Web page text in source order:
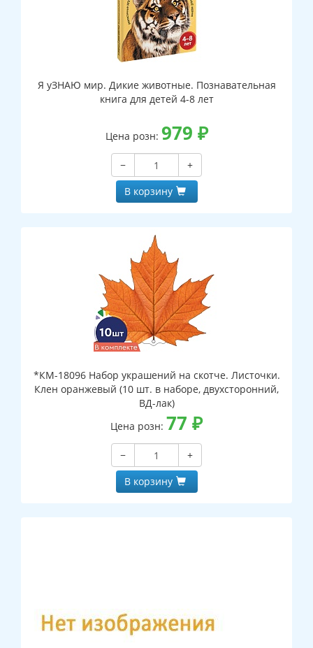
Я уЗНАЮ мир. Дикие животные. Познавательная
книга для детей 4-8 лет
Цена розн: 979 ₽
−
+
В корзину
*КМ-18096 Набор украшений на скотче. Листочки.
Клен оранжевый (10 шт. в наборе, двухсторонний,
ВД-лак)
Цена розн: 77 ₽
−
+
В корзину